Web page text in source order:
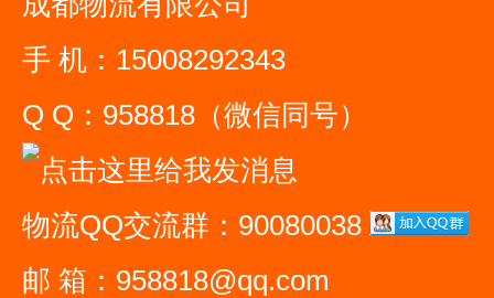
手 机：15008292343
Q Q：958818（微信同号）
物流QQ交流群：90080038
邮 箱：958818@qq.com